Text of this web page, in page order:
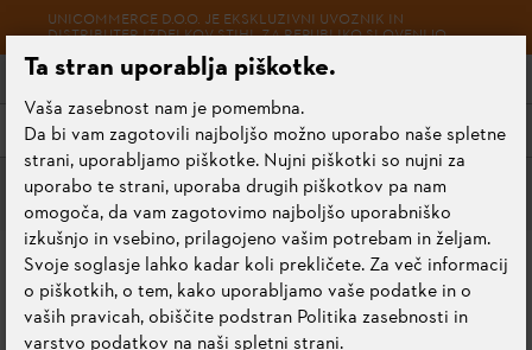
UNICOMMERCE D.O.O. JE EKSKLUZIVNI UVOZNIK IN
DISTRIBUTER IZDELKOV STIHL ZA REPUBLIKO SLOVENIJO.
Meni
Trpežne verige
VERIGA 3/8", 1,6 MM,
RAPID SUPER (RS), 40 CM
Ta stran uporablja piškotke.
Vaša zasebnost nam je pomembna.
Da bi vam zagotovili najboljšo možno uporabo naše spletne
strani, uporabljamo piškotke. Nujni piškotki so nujni za
uporabo te strani, uporaba drugih piškotkov pa nam
omogoča, da vam zagotovimo najboljšo uporabniško
izkušnjo in vsebino, prilagojeno vašim potrebam in željam.
Svoje soglasje lahko kadar koli prekličete. Za več informacij
o piškotkih, o tem, kako uporabljamo vaše podatke in o
vaših pravicah, obiščite podstran Politika zasebnosti in
varstvo podatkov na naši spletni strani.